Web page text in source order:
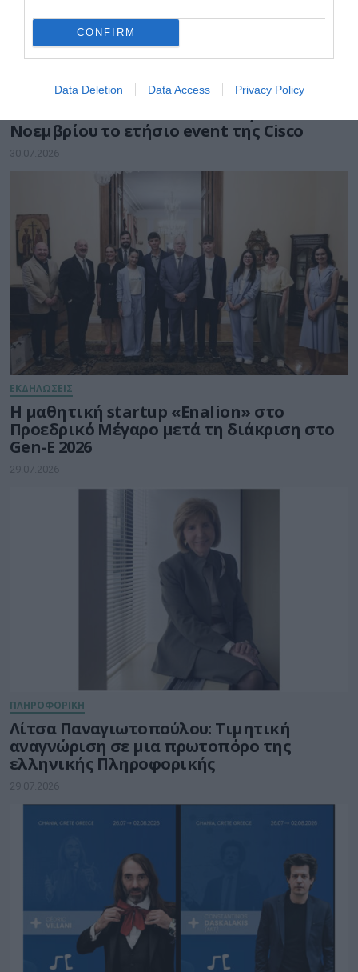
CONFIRM
Data Deletion Data Access Privacy Policy
ΕΚΔΗΛΩΣΕΙΣ
Νοεμβρίου το ετήσιο event της Cisco
30.07.2026
ΕΚΔΗΛΩΣΕΙΣ
Η μαθητική startup «Enalion» στο
Προεδρικό Μέγαρο μετά τη διάκριση στο
Gen-E 2026
29.07.2026
ΠΛΗΡΟΦΟΡΙΚΗ
Λίτσα Παναγιωτοπούλου: Τιμητική
αναγνώριση σε μια πρωτοπόρο της
ελληνικής Πληροφορικής
29.07.2026